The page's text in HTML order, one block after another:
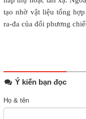
tạo nhờ vật liệu tổng
ra-đa của đối phương
Ý kiến bạn đọc
Họ & tên